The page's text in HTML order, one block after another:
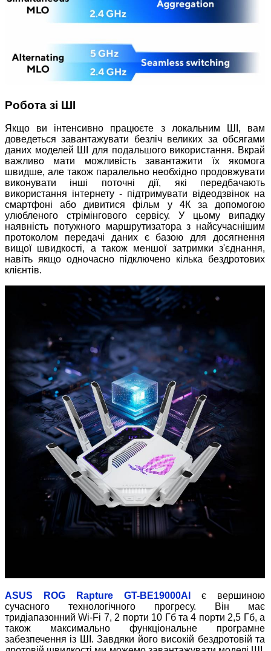
Робота зі ШІ
Якщо ви інтенсивно працюєте з локальним ШІ, вам
доведеться завантажувати безліч великих за обсягами
даних моделей ШІ для подальшого використання. Вкрай
важливо мати можливість завантажити їх якомога
швидше, але також паралельно необхідно продовжувати
виконувати інші поточні дії, які передбачають
використання інтернету - підтримувати відеодзвінок на
смартфоні або дивитися фільм у 4К за допомогою
улюбленого стрімінгового сервісу. У цьому випадку
наявність потужного маршрутизатора з найсучаснішим
протоколом передачі даних є базою для досягнення
вищої швидкості, а також меншої затримки з'єднання,
навіть якщо одночасно підключено кілька бездротових
клієнтів.
ASUS ROG Rapture GT-BE19000AI
є вершиною
сучасного технологічного прогресу. Він має
тридіапазонний Wi-Fi 7, 2 порти 10 Гб та 4 порти 2,5 Гб, а
також максимально функціональне програмне
забезпечення із ШІ. Завдяки його високій бездротовій та